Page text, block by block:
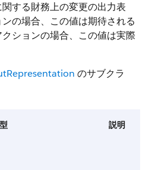
する財務上の変更の出力表
の場合、この値は期待される
ションの場合、この値は実際
のサブクラ
型 説明